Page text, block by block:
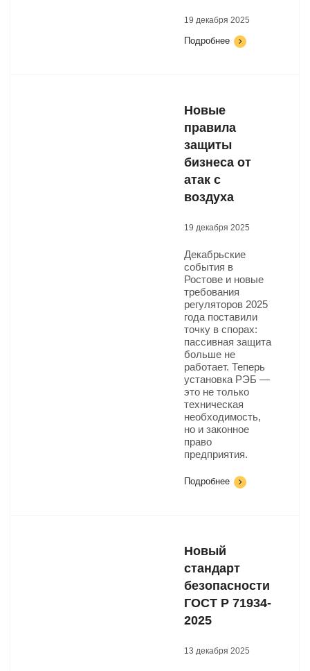
19 декабря 2025
Подробнее
Новые
правила
защиты
бизнеса от
атак с
воздуха
19 декабря 2025
Декабрьские
события в
Ростове и новые
требования
регуляторов 2025
года поставили
точку в спорах:
пассивная защита
больше не
работает. Теперь
установка РЭБ —
это не только
техническая
необходимость,
но и законное
право
предприятия.
Подробнее
Новый
стандарт
безопасности
ГОСТ Р 71934-
2025​
13 декабря 2025